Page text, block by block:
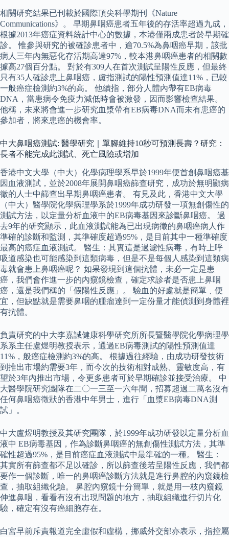
相關研究結果已刊載於國際頂尖科學期刊《Nature
Communications》。 早期鼻咽癌患者五年後的存活率超過九成，
根據2013年癌症資料統計中心的數據，本港僅兩成患者於早期確
診。 惟參與研究的被確診患者中，逾70.5%為鼻咽癌早期，該批
病人三年內無惡化存活期高達97%，較本港鼻咽癌患者的相關數
據高27個百分點。 對於有309人在首次測試呈陽性反應，但最終
只有35人確診患上鼻咽癌，盧指測試的陽性預測值達11%，已較
一般癌症檢測約3%的高。 他續指，部分人體內帶有EB病毒
DNA，當患病令免疫力減低時會被激發，因而影響檢查結果。
他稱，未來將會進一步研究血漿帶有EB病毒DNA而未有患癌的
參加者，將來患癌的機會率。
中大鼻咽癌測試: 醫學研究｜單腳維持10秒可預測長壽？研究：
長者不能完成此測試、死亡風險或增加
香港中文大學（中大）化學病理學系早於1999年便首創鼻咽癌基
因血液測試，並於2008年展開鼻咽癌篩查研究，成功於無明顯病
徵的人士中篩查出早期鼻咽癌患者。 有見及此，香港中文大學
（中大）醫學院化學病理學系於1999年成功研發一項無創傷性的
測試方法，以定量分析血液中的EB病毒基因來診斷鼻咽癌。 過
去9年的研究顯示，此血液測試能為已出現病徵的鼻咽癌病人作
準確的診斷和監測，其準確度超過95%，是目前其中一種準確度
最高的癌症血液測試。 醫生：其實這是過濾性病毒，有時上呼
吸道感染也可能感染到這類病毒，但是不是每個人感染到這類病
毒就會患上鼻咽癌呢？ 如果發現到這個抗體，未必一定是患
癌，我們會作進一步的內窺鏡檢查，確定求診者是否患上鼻咽
癌，還是我們稱的「假陽性反應」。 驗血的好處就是簡單﹑便
宜，但缺點就是需要鼻咽的腫瘤達到一定份量才能偵測到身體裡
有抗體。
負責研究的中大李嘉誠健康科學研究所所長暨醫學院化學病理學
系系主任盧煜明教授表示，通過EB病毒測試的陽性預測值達
11%，般癌症檢測約3%的高。 根據過往經驗，由成功研發技術
到推出市場約需要3年，而今次的技術相對成熟、靈敏度高，有
望於3年內推出市場，令更多患者可於早期確診並接受治療。 中
大醫學院研究團隊在二〇一三至一六年間，招募超過二萬名沒有
任何鼻咽癌徵狀的香港中年男士，進行「血漿EB病毒DNA測
試」。
中大盧煜明教授及其研究團隊，於1999年成功研發以定量分析血
液中 EB病毒基因，作為診斷鼻咽癌的無創傷性測試方法，其準
確性超過95%，是目前癌症血液測試中最準確的一種。 醫生：
其實所有篩查都不足以確診，所以篩查後若呈陽性反應，我們都
要作一個診斷，唯一的鼻咽癌診斷方法就是進行鼻腔的內窺鏡檢
查，抽取組織化驗。 鼻腔內窺鏡十分簡單，就是用一枝內窺鏡
伸進鼻咽，看看有沒有出現問題的地方，抽取組織進行切片化
驗，確定有沒有癌細胞存在。
白宮早前斥責報道完全虛假和虛構，挪威外交部亦表示，指控屬